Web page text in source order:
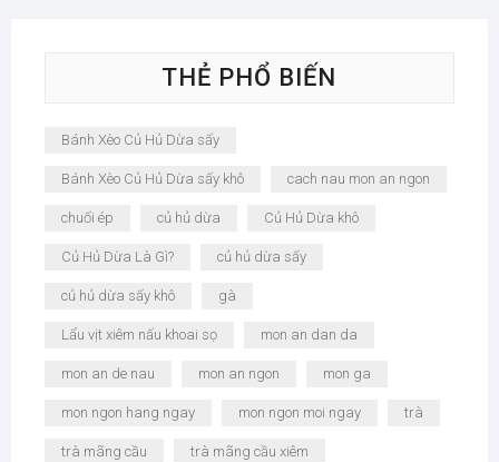
THẺ PHỔ BIẾN
Bánh Xèo Củ Hủ Dừa sấy
Bánh Xèo Củ Hủ Dừa sấy khô cach nau mon an ngon
chuối ép củ hủ dừa Củ Hủ Dừa khô
Củ Hủ Dừa Là Gì? củ hủ dừa sấy
củ hủ dừa sấy khô gà
Lẩu vịt xiêm nấu khoai sọ mon an dan da
mon an de nau mon an ngon mon ga
mon ngon hang ngay mon ngon moi ngay trà
trà mãng cầu trà mãng cầu xiêm